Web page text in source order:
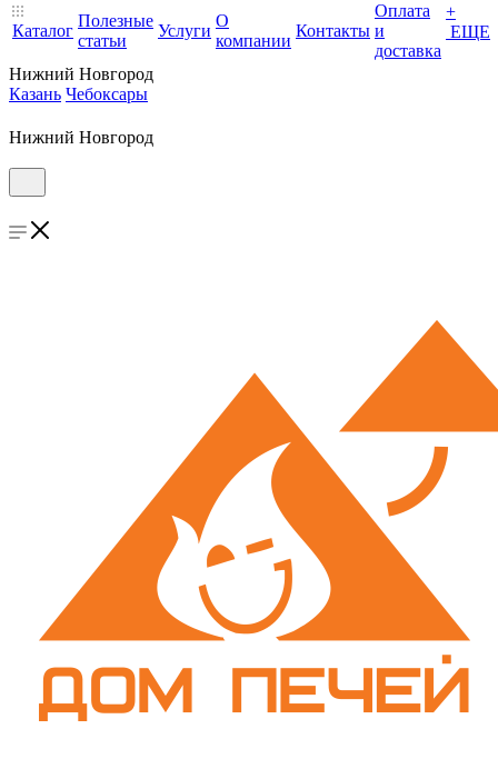
Каталог
Полезные
статьи
Услуги
О
компании
Контакты
Оплата
и
доставка
+
ЕЩЕ
Нижний Новгород
Казань Чебоксары
Нижний Новгород